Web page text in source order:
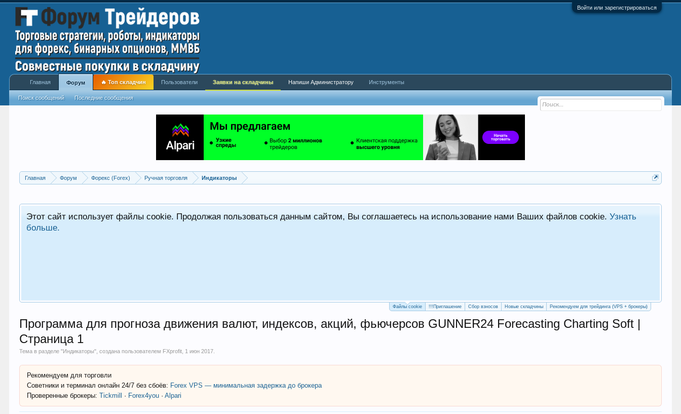
Войти или зарегистрироваться
Главная Форум Форекс (Forex) Ручная торговля Индикаторы
Этот сайт использует файлы cookie. Продолжая пользоваться данным сайтом, Вы соглашаетесь на использование нами Ваших файлов cookie.Узнать
больше.
Файлы cookie !!!Приглашение Сбор взносов Новые складчины Рекомендуем для трейдинга (VPS + брокеры)
Программа для прогноза движения валют, индексов, акций, фьючерсов GUNNER24 Forecasting Charting Soft |
Страница 1
Тема в разделе "Индикаторы", создана пользователем FXprofit 1 июн 2017
Рекомендуем для торговли
Советники и терминал онлайн 24/7 без сбоёв: Forex VPS — минимальная задержка до брокера
Проверенные брокеры: Tickmill · Forex4you ·Alpari
Главная Форум
Поиск сообщений Последние сообщения
🔥 Топ складчин Пользователи Заявки на складчины Напиши Администратору Инструменты